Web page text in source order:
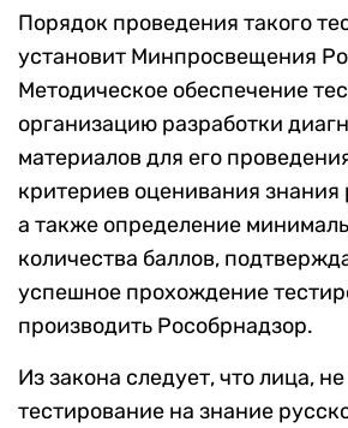
Порядок проведения такого
установит Минпросвещения
Методическое обеспечение
организацию разработки
материалов для его
критериев оценивания знания
а также определение
количества баллов,
успешное прохождение
производить Рособрнадзор.
Из закона следует, что лица,
тестирование на знание